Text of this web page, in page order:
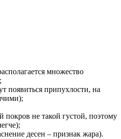
множество
появиться припухлости, на
покров не такой густой, поэтому
десен – признак жара).